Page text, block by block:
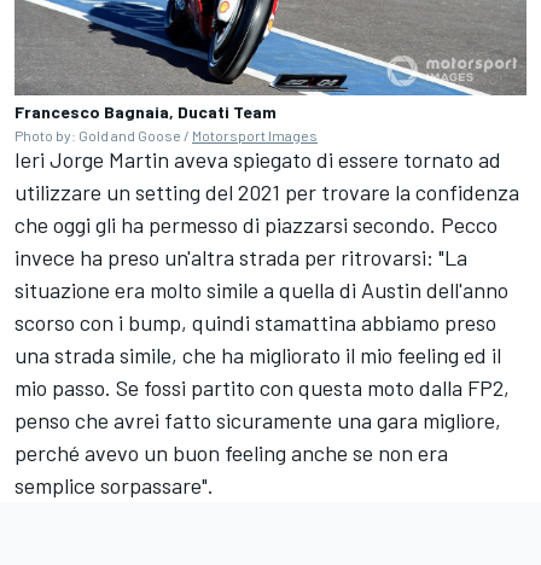
Francesco Bagnaia, Ducati Team
Photo by: Gold and Goose / Motorsport Images
Ieri Jorge Martin aveva spiegato di essere tornato ad
utilizzare un setting del 2021 per trovare la confidenza
che oggi gli ha permesso di piazzarsi secondo. Pecco
invece ha preso un'altra strada per ritrovarsi: "La
situazione era molto simile a quella di Austin dell'anno
scorso con i bump, quindi stamattina abbiamo preso
una strada simile, che ha migliorato il mio feeling ed il
mio passo. Se fossi partito con questa moto dalla FP2,
penso che avrei fatto sicuramente una gara migliore,
perché avevo un buon feeling anche se non era
semplice sorpassare".